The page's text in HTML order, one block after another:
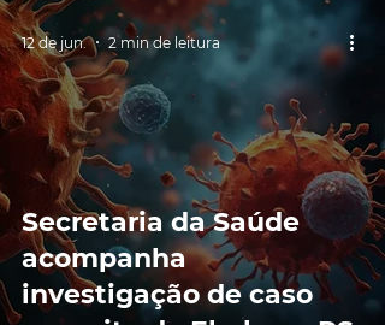
Secretaria da Saúde
acompanha
investigação de caso
12 de jun. 2 min de leitura